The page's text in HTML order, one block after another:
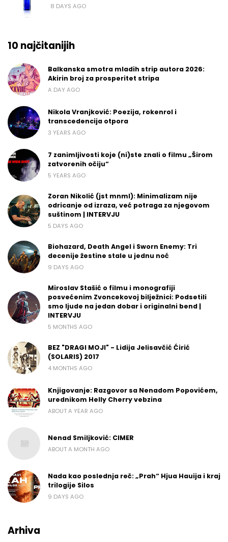
8 DAYS AGO
10 najčitanijih
Balkanska smotra mladih strip autora 2026:
Akirin broj za prosperitet stripa
A DAY AGO
Nikola Vranjković: Poezija, rokenrol i
transcedencija otpora
3 YEARS AGO
7 zanimljivosti koje (ni)ste znali o filmu „Širom
zatvorenih očiju“
5 YEARS AGO
Zoran Nikolić (jst mnml): Minimalizam nije
odricanje od izraza, već potraga za njegovom
suštinom | INTERVJU
5 DAYS AGO
Biohazard, Death Angel i Sworn Enemy: Tri
decenije žestine stale u jednu noć
9 DAYS AGO
Miroslav Stašić o filmu i monografiji
posvećenim Zvoncekovoj bilježnici: Podsetili
smo ljude na jedan dobar i originalni bend |
INTERVJU
5 MONTHS AGO
BEZ "DRAGI MOJI" - Lidija Jelisavčić Ćirić
(SOLARIS) 2017
4 MONTHS AGO
Knjigovanje: Razgovor sa Nenadom Popovićem,
urednikom Helly Cherry vebzina
ABOUT A YEAR AGO
Nenad Smiljković: CIMER
ABOUT A MONTH AGO
Nada kao poslednja reč: „Prah“ Hjua Hauija i kraj
trilogije Silos
9 DAYS AGO
Arhiva